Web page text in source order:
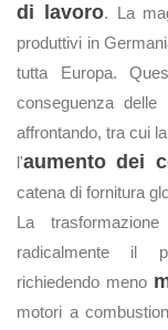
di lavoro. La
produttivi in
tutta Europa.
conseguenza delle
affrontando, tra cui
l'aumento dei
catena di fornitura
La
radicalmente il
richiedendo meno
motori a